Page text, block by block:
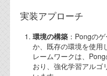
実装アプローチ
環境の構築 ：Pongの
か、既存の環境を使用
レームワークは、
おり、強化学習アルゴ